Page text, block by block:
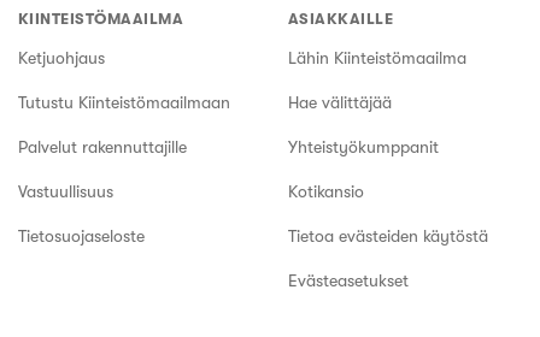
KIINTEISTÖMAAILMA
Ketjuohjaus
Tutustu Kiinteistömaailmaan
Palvelut rakennuttajille
Vastuullisuus
Tietosuojaseloste
ASIAKKAILLE
Lähin Kiinteistömaailma
Hae välittäjää
Yhteistyökumppanit
Kotikansio
Tietoa evästeiden käytöstä
Evästeasetukset